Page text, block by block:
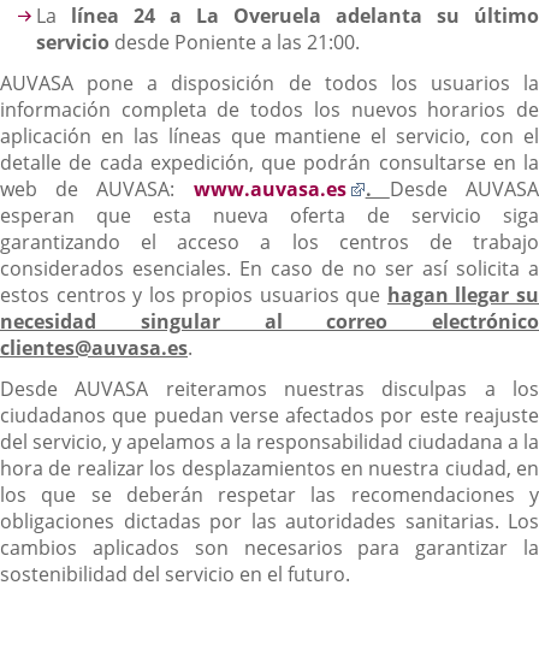
La línea 24 a La Overuela adelanta su último
servicio desde Poniente a las 21:00.
AUVASA pone a disposición de todos los usuarios la
información completa de todos los nuevos horarios de
aplicación en las líneas que mantiene el servicio, con el
detalle de cada expedición, que podrán consultarse en la
web de AUVASA: www.auvasa.es
Enlace
a
una
aplicación
externa.
. Desde AUVASA
esperan que esta nueva oferta de servicio siga
garantizando el acceso a los centros de trabajo
considerados esenciales. En caso de no ser así solicita a
estos centros y los propios usuarios que hagan llegar su
necesidad singular al correo electrónico
clientes@auvasa.es.
Desde AUVASA reiteramos nuestras disculpas a los
ciudadanos que puedan verse afectados por este reajuste
del servicio, y apelamos a la responsabilidad ciudadana a la
hora de realizar los desplazamientos en nuestra ciudad, en
los que se deberán respetar las recomendaciones y
obligaciones dictadas por las autoridades sanitarias. Los
cambios aplicados son necesarios para garantizar la
sostenibilidad del servicio en el futuro.